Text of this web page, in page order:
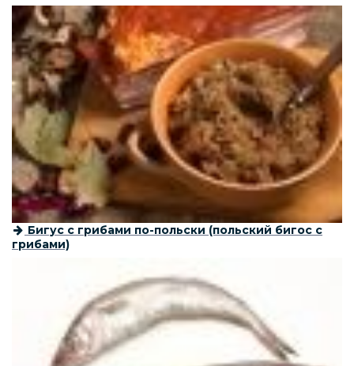
Бигус с грибами по-польски (польский бигос с
грибами)